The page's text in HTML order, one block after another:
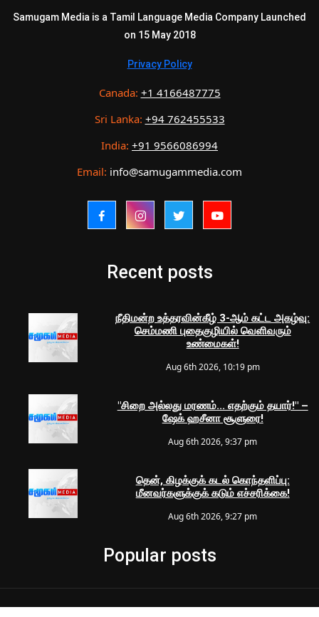
Samugam Media is a Tamil Language Media Company Launched
on 15 May 2018
Privacy Policy
Canada: +1 4166487775
Sri Lanka: +94 762455533
India: +91 9566086994
Email: info@samugammedia.com
Recent posts
நீதிமன்ற உத்தரவின்கீழ் 3-ஆம் கட்ட அகழ்வு:
செம்மணி புதைகுழியில் வெளிவரும்
உண்மைகள்!
Aug 6th 2026, 10:19 pm
"சிறை அல்லது மரணம்... எதற்கும் தயார்!" –
ஷேக் ஹசீனா சூளுரை!
Aug 6th 2026, 9:37 pm
தென், கிழக்குக் கடல் கொந்தளிப்பு:
மீனவர்களுக்குக் கடும் எச்சரிக்கை!
Aug 6th 2026, 9:27 pm
Popular posts